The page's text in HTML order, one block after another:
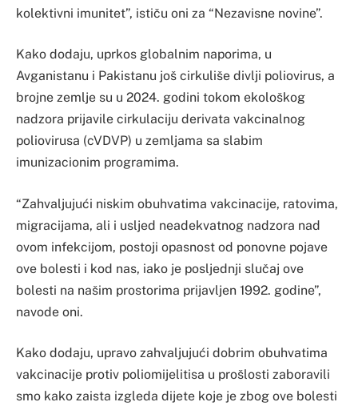
kolektivni imunitet”, ističu oni za “Nezavisne novine”.
Kako dodaju, uprkos globalnim naporima, u
Avganistanu i Pakistanu još cirkuliše divlji poliovirus, a
brojne zemlje su u 2024. godini tokom ekološkog
nadzora prijavile cirkulaciju derivata vakcinalnog
poliovirusa (cVDVP) u zemljama sa slabim
imunizacionim programima.
“Zahvaljujući niskim obuhvatima vakcinacije, ratovima,
migracijama, ali i usljed neadekvatnog nadzora nad
ovom infekcijom, postoji opasnost od ponovne pojave
ove bolesti i kod nas, iako je posljednji slučaj ove
bolesti na našim prostorima prijavljen 1992. godine”,
navode oni.
Kako dodaju, upravo zahvaljujući dobrim obuhvatima
vakcinacije protiv poliomijelitisa u prošlosti zaboravili
smo kako zaista izgleda dijete koje je zbog ove bolesti